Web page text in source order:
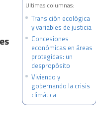
Ultimas columnas:
Transición ecológica
y variables de justicia
Concesiones
económicas en áreas
protegidas: un
despropósito
Viviendo y
gobernando la crisis
climática